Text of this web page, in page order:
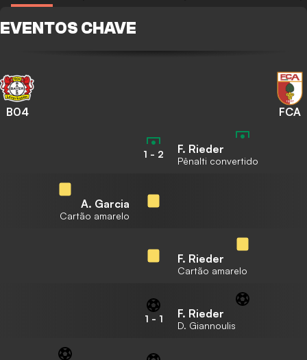
EVENTOS CHAVE
B04 FCA
1 - 2 F. Rieder
Pênalti convertido
A. Garcia
Cartão amarelo
F. Rieder
Cartão amarelo
1 - 1 F. Rieder
D. Giannoulis